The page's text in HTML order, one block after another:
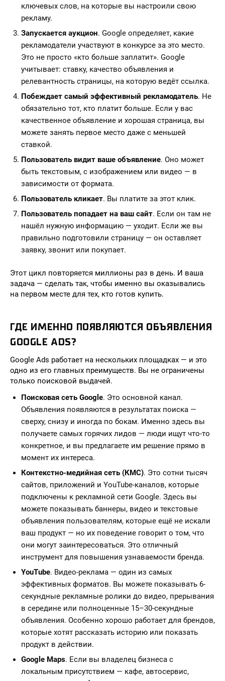
ключевых слов, на которые вы настроили свою
рекламу.
Запускается аукцион. Google определяет, какие
рекламодатели участвуют в конкурсе за это место.
Это не просто «кто больше заплатит». Google
учитывает: ставку, качество объявления и
релевантность страницы, на которую ведёт ссылка.
Побеждает самый эффективный рекламодатель. Не
обязательно тот, кто платит больше. Если у вас
качественное объявление и хорошая страница, вы
можете занять первое место даже с меньшей
ставкой.
Пользователь видит ваше объявление. Оно может
быть текстовым, с изображением или видео — в
зависимости от формата.
Пользователь кликает. Вы платите за этот клик.
Пользователь попадает на ваш сайт. Если он там не
нашёл нужную информацию — уходит. Если же вы
правильно подготовили страницу — он оставляет
заявку, звонит или покупает.
Этот цикл повторяется миллионы раз в день. И ваша
задача — сделать так, чтобы именно вы оказывались
на первом месте для тех, кто готов купить.
ГДЕ ИМЕННО ПОЯВЛЯЮТСЯ ОБЪЯВЛЕНИЯ
GOOGLE ADS?
Google Ads работает на нескольких площадках — и это
одно из его главных преимуществ. Вы не ограничены
только поисковой выдачей.
Поисковая сеть Google. Это основной канал.
Объявления появляются в результатах поиска —
сверху, снизу и иногда по бокам. Именно здесь вы
получаете самых горячих лидов — люди ищут что-то
конкретное, и вы предлагаете им решение прямо в
момент их интереса.
Контекстно-медийная сеть (КМС). Это сотни тысяч
сайтов, приложений и YouTube-каналов, которые
подключены к рекламной сети Google. Здесь вы
можете показывать баннеры, видео и текстовые
объявления пользователям, которые ещё не искали
ваш продукт — но их поведение говорит о том, что
они могут заинтересоваться. Это отличный
инструмент для повышения узнаваемости бренда.
YouTube. Видео-реклама — один из самых
эффективных форматов. Вы можете показывать 6-
секундные рекламные ролики до видео, прерывания
в середине или полноценные 15–30-секундные
объявления. Особенно хорошо работает для брендов,
которые хотят рассказать историю или показать
продукт в действии.
Google Maps. Если вы владелец бизнеса с
локальным присутствием — кафе, автосервис,